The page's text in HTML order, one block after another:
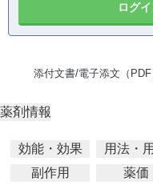
ログ
添付文書/電子添文（PDF
薬剤情報
効能・効果 用法・
副作用
薬価